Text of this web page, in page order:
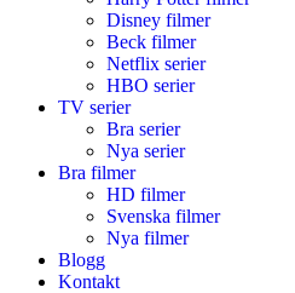
Disney filmer
Beck filmer
Netflix serier
HBO serier
TV serier
Bra serier
Nya serier
Bra filmer
HD filmer
Svenska filmer
Nya filmer
Blogg
Kontakt